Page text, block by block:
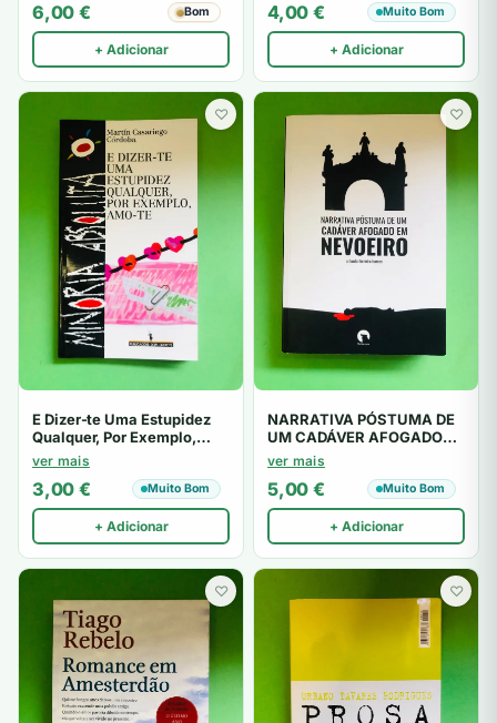
6,00 € Bom
+ Adicionar
4,00 € Muito Bom
+ Adicionar
♡
E Dizer-te Uma Estupidez
Qualquer, Por Exemplo,
Amo-te – Martín Casariego
Córdoba
ver mais
3,00 € Muito Bom
+ Adicionar
♡
NARRATIVA PÓSTUMA DE
UM CADÁVER AFOGADO
EM NEVOEIRO – orlando
ferreira barros
ver mais
5,00 € Muito Bom
+ Adicionar
♡ ♡